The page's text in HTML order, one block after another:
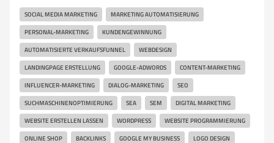
SOCIAL MEDIA MARKETING MARKETING AUTOMATISIERUNG
PERSONAL-MARKETING KUNDENGEWINNUNG
AUTOMATISIERTE VERKAUFSFUNNEL WEBDESIGN
LANDINGPAGE ERSTELLUNG GOOGLE-ADWORDS CONTENT-MARKETING
INFLUENCER-MARKETING DIALOG-MARKETING SEO
SUCHMASCHINENOPTIMIERUNG SEA SEM DIGITAL MARKETING
WEBSITE ERSTELLEN LASSEN WORDPRESS WEBSITE PROGRAMMIERUNG
ONLINE SHOP BACKLINKS GOOGLE MY BUSINESS LOGO DESIGN